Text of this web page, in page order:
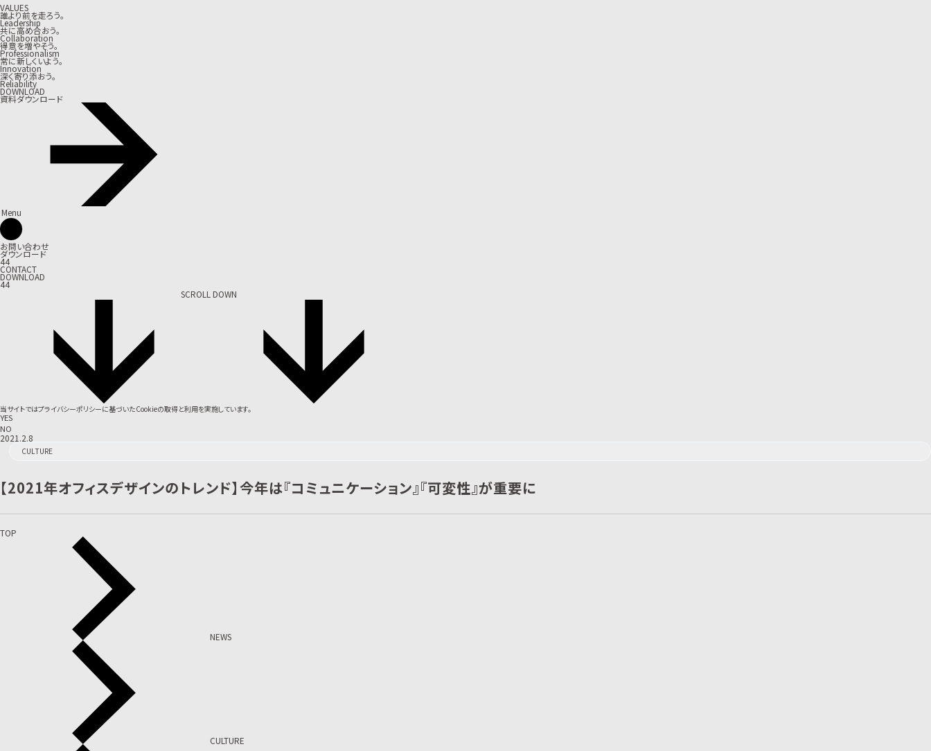
VALUES
誰より前を走ろう。
Leadership
共に高め合おう。
Collaboration
得意を増やそう。
Professionalism
常に新しくいよう。
Innovation
深く寄り添おう。
Reliability
DOWNLOAD
資料ダウンロード
Menu
お問い合わせ
ダウンロード
44
CONTACT
DOWNLOAD
44
SCROLL DOWN
当サイトではプライバシーポリシーに基づいたCookieの取得と利用を実施しています。
YES
NO
2021.2.8
CULTURE
【2021年オフィスデザインのトレンド】今年は『コミュニケーション』『可変性』が重要に
TOP
NEWS
CULTURE